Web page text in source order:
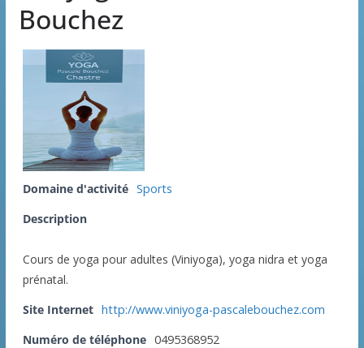
Bouchez
Domaine d'activité Sports
Description
Cours de yoga pour adultes (Viniyoga), yoga nidra et yoga
prénatal.
Site Internet http://www.viniyoga-pascalebouchez.com
Numéro de téléphone 0495368952